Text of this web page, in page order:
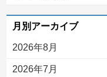
月別アーカイブ
2026年8月
2026年7月